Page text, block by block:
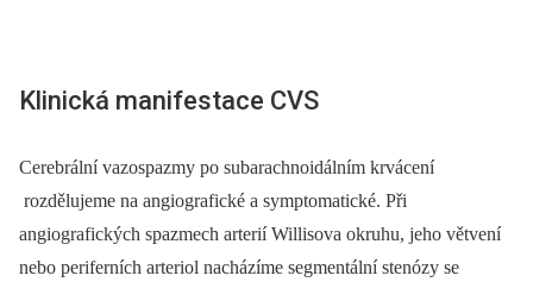
Klinická manifestace CVS
Cerebrální vazospazmy po subarachnoidálním krvácení
rozdělujeme na angiografické a symptomatické. Při
angiografických spazmech arterií Willisova okruhu, jeho větvení
nebo periferních arteriol nacházíme segmentální stenózy se